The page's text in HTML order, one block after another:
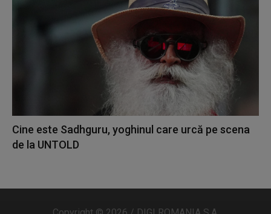
Cine este Sadhguru, yoghinul care urcă pe scena
de la UNTOLD